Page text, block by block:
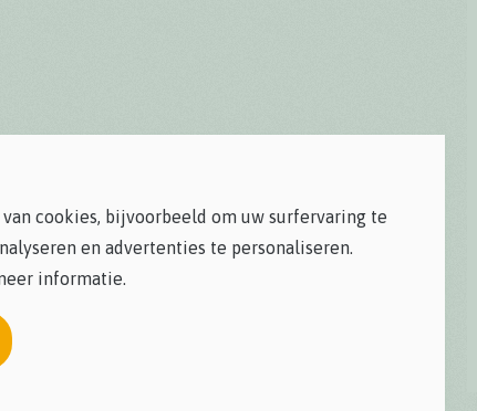
cookies, bijvoorbeeld om uw surfervaring te
en advertenties te personaliseren.
informatie.